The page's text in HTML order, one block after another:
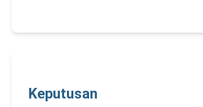
Keputusan